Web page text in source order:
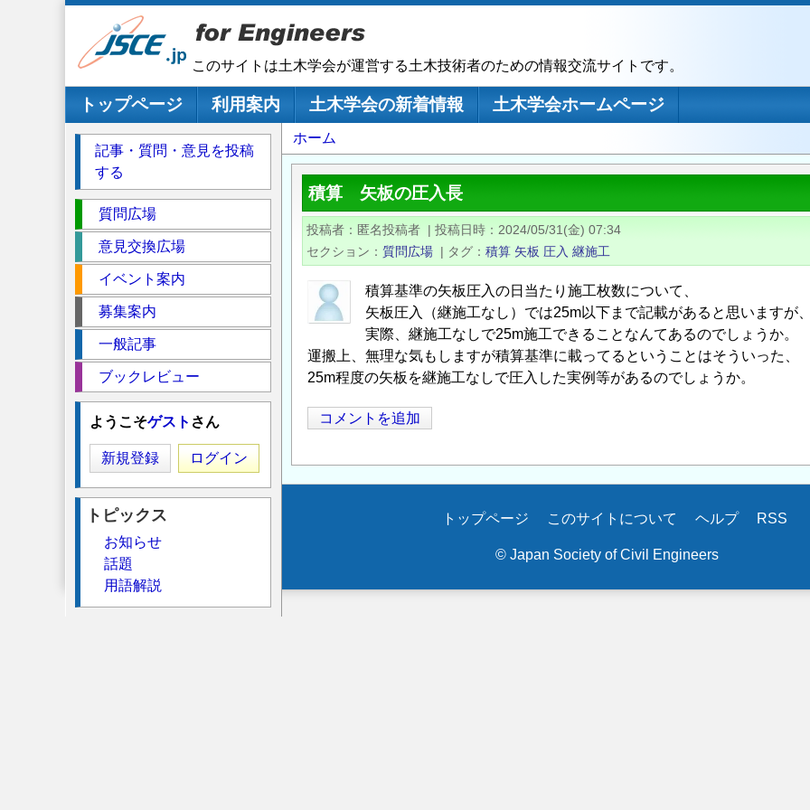
このサイトは土木学会が運営する土木技術者のための情報交流サイトです。
メインナビゲーション
トップページ 利用案内 土木学会の新着情報
土木学会ホームページ
パ
ン
く
ず
ホーム
積算 矢板の圧入長
投稿者 匿名投稿者 | 投稿日時
2024/05/31(金) 07:34
セクション
質問広場 | タグ 積算 矢板 圧入 継施工
積算基準の矢板圧入の日当たり施工枚数について、
矢板圧入（継施工なし）では25m以下まで記載があると思いますが、
実際、継施工なしで25m施工できることなんてあるのでしょうか。
運搬上、無理な気もしますが積算基準に載ってるということはそういった、
25m程度の矢板を継施工なしで圧入した実例等があるのでしょうか。
コメントを追加
記事・質問・意見を投稿
する
ク
シ
質問広場
意見交換広場
イベント案内
募集案内
一般記事
ブックレビュー
ようこそゲスト さん
新規登録 ログイン
トピックス
お知らせ
話題
用語解説
Secondary
menu
トップページ このサイトについて ヘルプ RSS
© Japan Society of Civil Engineers